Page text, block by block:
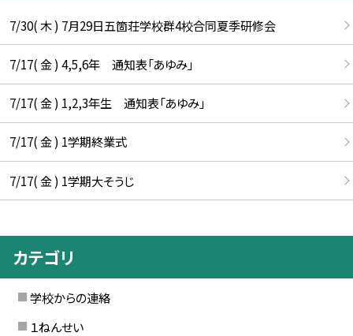
7/30( 木 ) 7月29日五箇荘学校群4校合同夏季研修会
7/17( 金 ) 4,5,6年 通知表「あゆみ」
7/17( 金 ) 1,2,3年生 通知表「あゆみ」
7/17( 金 ) 1学期終業式
7/17( 金 ) 1学期大そうじ
カテゴリ
学校からの連絡
１ねんせい